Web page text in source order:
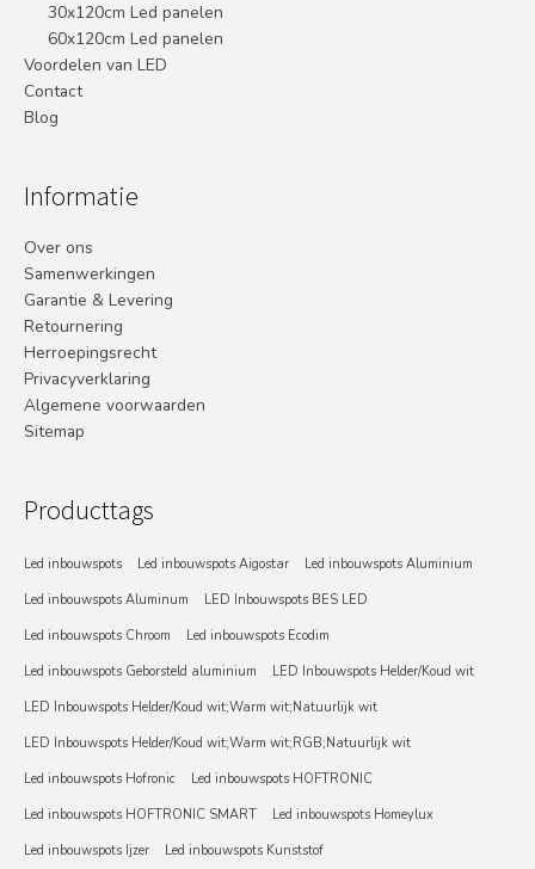
30x120cm Led panelen
60x120cm Led panelen
Voordelen van LED
Contact
Blog
Informatie
Over ons
Samenwerkingen
Garantie & Levering
Retournering
Herroepingsrecht
Privacyverklaring
Algemene voorwaarden
Sitemap
Producttags
Led inbouwspots Led inbouwspots Aigostar
Led inbouwspots Aluminium
Led inbouwspots Aluminum
LED Inbouwspots BES LED
Led inbouwspots Chroom
Led inbouwspots Ecodim
Led inbouwspots Geborsteld aluminium
LED Inbouwspots Helder/Koud wit
LED Inbouwspots Helder/Koud wit;Warm wit;Natuurlijk wit
LED Inbouwspots Helder/Koud wit;Warm wit;RGB;Natuurlijk wit
Led inbouwspots Hofronic
Led inbouwspots HOFTRONIC
Led inbouwspots HOFTRONIC SMART
Led inbouwspots Homeylux
Led inbouwspots Ijzer
Led inbouwspots Kunststof